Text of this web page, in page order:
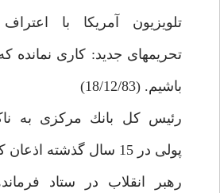
تلويزيون آمريكا با
تحريم‏هاى جديد: كارى نمانده
باشيم. (18/12/83)
رئيس كل بانك مركزى به
پولى در 15 سال گذشته اذعان كرد. (19/12/83)
رهبر انقلاب در ستاد